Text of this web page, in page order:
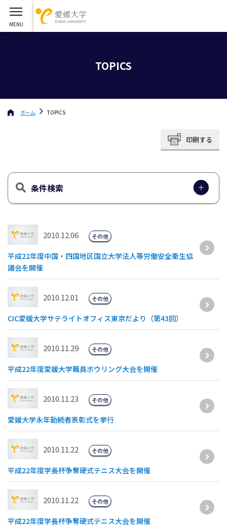
TOPICS
ホーム TOPICS
印刷する
条件検索
2010.12.06
平成22年度中国・四国地区国立大学法人等労働安全衛生協
議会を開催
その他
2010.12.01
CIC愛媛大学サテライトオフィス東京だより（第43回）
その他
2010.11.29
平成22年度愛媛大学職員ボウリング大会を開催
その他
2010.11.23
愛媛大学永年勤続者表彰式を挙行
その他
2010.11.22
平成22年度学長杯争奪硬式テニス大会を開催
その他
2010.11.22
平成22年度学長杯争奪硬式テニス大会を開催
その他